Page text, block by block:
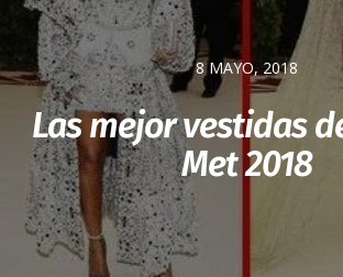
8 MAYO, 2018
Las mejor vestidas
Met 2018